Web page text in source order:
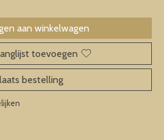
aan winkelwagen
toevoegen
bestelling